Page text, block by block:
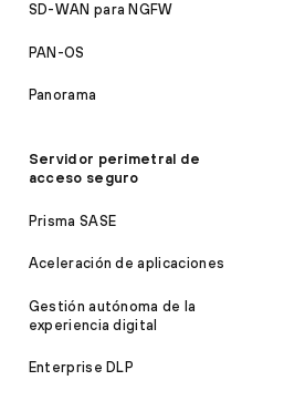
SD-WAN para NGFW
PAN-OS
Panorama
Servidor perimetral de
acceso seguro
Prisma SASE
Aceleración de aplicaciones
Gestión autónoma de la
experiencia digital
Enterprise DLP